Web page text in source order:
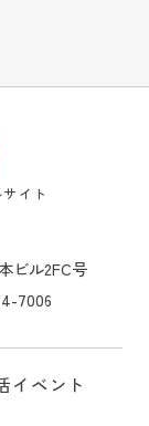
イト
ビル2FC号
7006
イベント